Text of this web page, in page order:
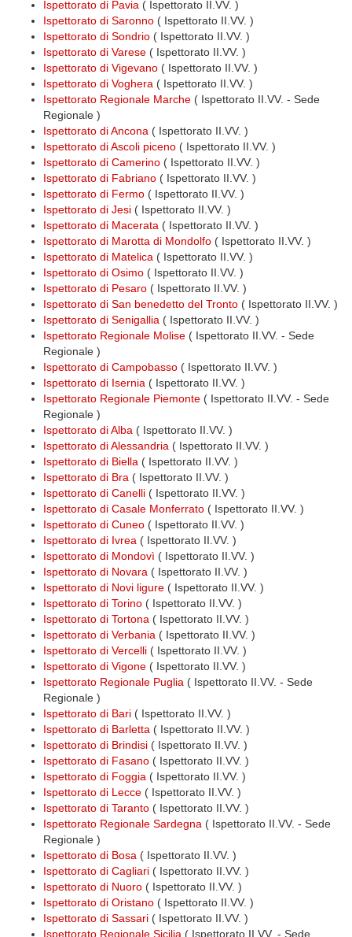
Ispettorato di Pavia ( Ispettorato II.VV. )
Ispettorato di Saronno ( Ispettorato II.VV. )
Ispettorato di Sondrio ( Ispettorato II.VV. )
Ispettorato di Varese ( Ispettorato II.VV. )
Ispettorato di Vigevano ( Ispettorato II.VV. )
Ispettorato di Voghera ( Ispettorato II.VV. )
Ispettorato Regionale Marche ( Ispettorato II.VV. - Sede
Regionale )
Ispettorato di Ancona ( Ispettorato II.VV. )
Ispettorato di Ascoli piceno ( Ispettorato II.VV. )
Ispettorato di Camerino ( Ispettorato II.VV. )
Ispettorato di Fabriano ( Ispettorato II.VV. )
Ispettorato di Fermo ( Ispettorato II.VV. )
Ispettorato di Jesi ( Ispettorato II.VV. )
Ispettorato di Macerata ( Ispettorato II.VV. )
Ispettorato di Marotta di Mondolfo ( Ispettorato II.VV. )
Ispettorato di Matelica ( Ispettorato II.VV. )
Ispettorato di Osimo ( Ispettorato II.VV. )
Ispettorato di Pesaro ( Ispettorato II.VV. )
Ispettorato di San benedetto del Tronto ( Ispettorato II.VV. )
Ispettorato di Senigallia ( Ispettorato II.VV. )
Ispettorato Regionale Molise ( Ispettorato II.VV. - Sede
Regionale )
Ispettorato di Campobasso ( Ispettorato II.VV. )
Ispettorato di Isernia ( Ispettorato II.VV. )
Ispettorato Regionale Piemonte ( Ispettorato II.VV. - Sede
Regionale )
Ispettorato di Alba ( Ispettorato II.VV. )
Ispettorato di Alessandria ( Ispettorato II.VV. )
Ispettorato di Biella ( Ispettorato II.VV. )
Ispettorato di Bra ( Ispettorato II.VV. )
Ispettorato di Canelli ( Ispettorato II.VV. )
Ispettorato di Casale Monferrato ( Ispettorato II.VV. )
Ispettorato di Cuneo ( Ispettorato II.VV. )
Ispettorato di Ivrea ( Ispettorato II.VV. )
Ispettorato di Mondovì ( Ispettorato II.VV. )
Ispettorato di Novara ( Ispettorato II.VV. )
Ispettorato di Novi ligure ( Ispettorato II.VV. )
Ispettorato di Torino ( Ispettorato II.VV. )
Ispettorato di Tortona ( Ispettorato II.VV. )
Ispettorato di Verbania ( Ispettorato II.VV. )
Ispettorato di Vercelli ( Ispettorato II.VV. )
Ispettorato di Vigone ( Ispettorato II.VV. )
Ispettorato Regionale Puglia ( Ispettorato II.VV. - Sede
Regionale )
Ispettorato di Bari ( Ispettorato II.VV. )
Ispettorato di Barletta ( Ispettorato II.VV. )
Ispettorato di Brindisi ( Ispettorato II.VV. )
Ispettorato di Fasano ( Ispettorato II.VV. )
Ispettorato di Foggia ( Ispettorato II.VV. )
Ispettorato di Lecce ( Ispettorato II.VV. )
Ispettorato di Taranto ( Ispettorato II.VV. )
Ispettorato Regionale Sardegna ( Ispettorato II.VV. - Sede
Regionale )
Ispettorato di Bosa ( Ispettorato II.VV. )
Ispettorato di Cagliari ( Ispettorato II.VV. )
Ispettorato di Nuoro ( Ispettorato II.VV. )
Ispettorato di Oristano ( Ispettorato II.VV. )
Ispettorato di Sassari ( Ispettorato II.VV. )
Ispettorato Regionale Sicilia ( Ispettorato II.VV. - Sede